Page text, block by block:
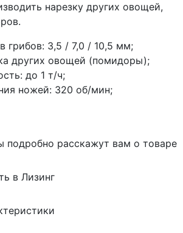
нарезку других овощей,
грибов: 3,5 / 7,0 / 10,5 мм;
других овощей (помидоры);
до 1 т/ч;
ножей: 320 об/мин;
подробно расскажут вам о товаре
в Лизинг